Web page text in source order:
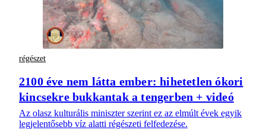
régészet
2100 éve nem látta ember: hihetetlen ókori
kincsekre bukkantak a tengerben + videó
Az olasz kulturális miniszter szerint ez az elmúlt évek egyik
legjelentősebb víz alatti régészeti felfedezése.